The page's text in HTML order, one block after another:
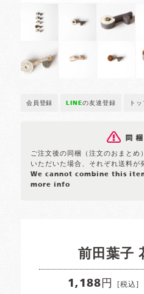
会員登録 LINEの友達登録 ト
ご注文後の同梱（注文のおまとめ
いただいた場合、それぞれ送料が
We cannot combine this
more info
前田葉子
1,188円 [税込]